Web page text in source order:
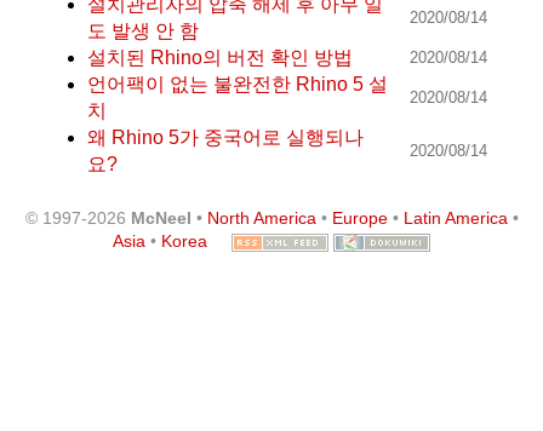
설치관리자의 압축 해제 후 아무 일
도 발생 안 함
2020/08/14
설치된 Rhino의 버전 확인 방법 2020/08/14
언어팩이 없는 불완전한 Rhino 5 설
치
2020/08/14
왜 Rhino 5가 중국어로 실행되나
요?
2020/08/14
© 1997-2026 McNeel • North America • Europe• Latin America •
Asia • Korea